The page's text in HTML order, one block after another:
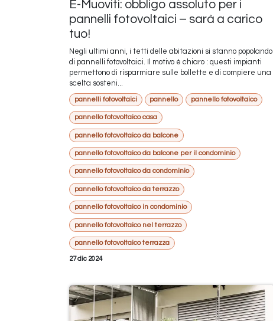
E-Muoviti: obbligo assoluto per i
pannelli fotovoltaici – sarà a carico
tuo!
Negli ultimi anni, i tetti delle abitazioni si stanno popolando
di pannelli fotovoltaici. Il motivo è chiaro : questi impianti
permettono di risparmiare sulle bollette e di compiere una
scelta sosteni...
pannelli fotovoltaici pannello pannello fotovoltaico
pannello fotovoltaico casa
pannello fotovoltaico da balcone
pannello fotovoltaico da balcone per il condominio
pannello fotovoltaico da condominio
pannello fotovoltaico da terrazzo
pannello fotovoltaico in condominio
pannello fotovoltaico nel terrazzo
pannello fotovoltaico terrazza
27 dic 2024